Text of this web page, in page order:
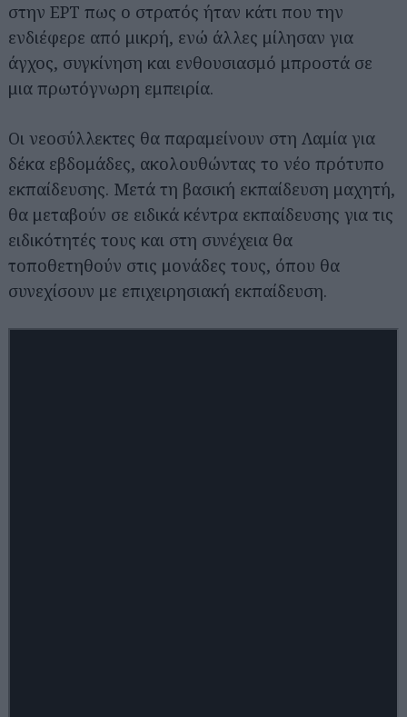
στην ΕΡΤ πως ο στρατός ήταν κάτι που την
ενδιέφερε από μικρή, ενώ άλλες μίλησαν για
άγχος, συγκίνηση και ενθουσιασμό μπροστά σε
μια πρωτόγνωρη εμπειρία.
Οι νεοσύλλεκτες θα παραμείνουν στη Λαμία για
δέκα εβδομάδες, ακολουθώντας το νέο πρότυπο
εκπαίδευσης. Μετά τη βασική εκπαίδευση μαχητή,
θα μεταβούν σε ειδικά κέντρα εκπαίδευσης για τις
ειδικότητές τους και στη συνέχεια θα
τοποθετηθούν στις μονάδες τους, όπου θα
συνεχίσουν με επιχειρησιακή εκπαίδευση.